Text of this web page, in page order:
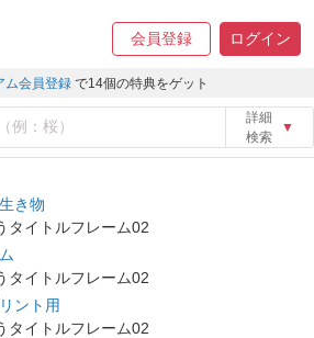
会員登録 ログイン
ム会員登録 で14個の特典をゲット
詳細
検索
▼
き物
タイトルフレーム02
タイトルフレーム02
ント用
タイトルフレーム02